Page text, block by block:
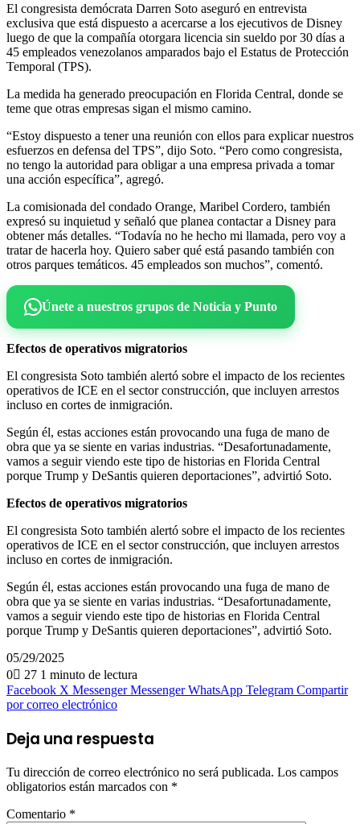
El congresista demócrata Darren Soto aseguró en entrevista
exclusiva que está dispuesto a acercarse a los ejecutivos de Disney
luego de que la compañía otorgara licencia sin sueldo por 30 días a
45 empleados venezolanos amparados bajo el Estatus de Protección
Temporal (TPS).
La medida ha generado preocupación en Florida Central, donde se
teme que otras empresas sigan el mismo camino.
“Estoy dispuesto a tener una reunión con ellos para explicar nuestros
esfuerzos en defensa del TPS”, dijo Soto. “Pero como congresista,
no tengo la autoridad para obligar a una empresa privada a tomar
una acción específica”, agregó.
La comisionada del condado Orange, Maribel Cordero, también
expresó su inquietud y señaló que planea contactar a Disney para
obtener más detalles. “Todavía no he hecho mi llamada, pero voy a
tratar de hacerla hoy. Quiero saber qué está pasando también con
otros parques temáticos. 45 empleados son muchos”, comentó.
Únete a nuestros grupos de Noticia y Punto
Efectos de operativos migratorios
El congresista Soto también alertó sobre el impacto de los recientes
operativos de ICE en el sector construcción, que incluyen arrestos
incluso en cortes de inmigración.
Según él, estas acciones están provocando una fuga de mano de
obra que ya se siente en varias industrias. “Desafortunadamente,
vamos a seguir viendo este tipo de historias en Florida Central
porque Trump y DeSantis quieren deportaciones”, advirtió Soto.
Efectos de operativos migratorios
El congresista Soto también alertó sobre el impacto de los recientes
operativos de ICE en el sector construcción, que incluyen arrestos
incluso en cortes de inmigración.
Según él, estas acciones están provocando una fuga de mano de
obra que ya se siente en varias industrias. “Desafortunadamente,
vamos a seguir viendo este tipo de historias en Florida Central
porque Trump y DeSantis quieren deportaciones”, advirtió Soto.
05/29/2025
0
27 1 minuto de lectura
Facebook X Messenger Messenger WhatsApp Telegram Compartir
por correo electrónico
Deja una respuesta
Tu dirección de correo electrónico no será publicada. Los campos
obligatorios están marcados con *
Comentario *